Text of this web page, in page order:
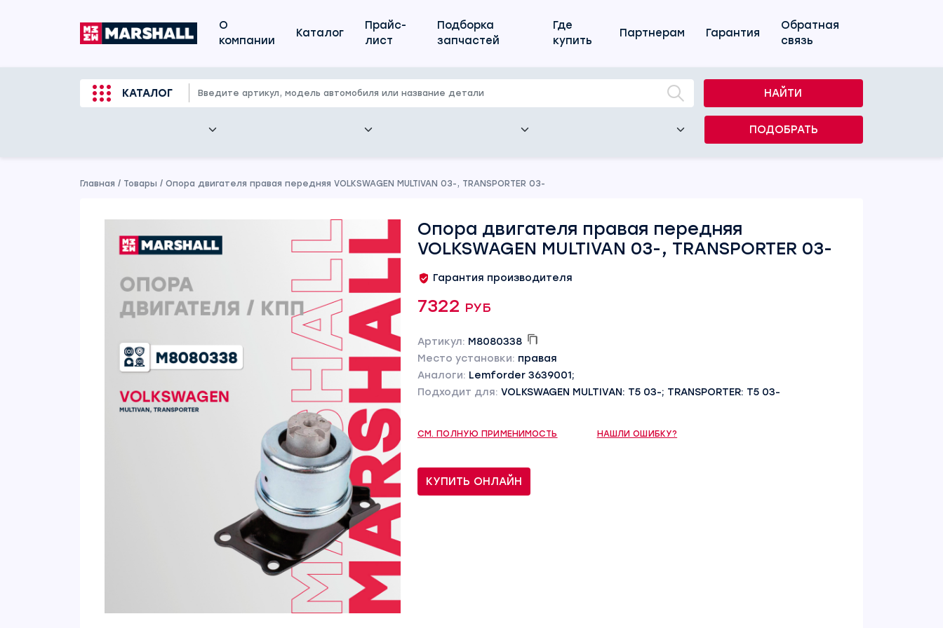
О
компании
Каталог
Прайс-
лист
Подборка
запчастей
Где
купить
Партнерам Гарантия
Обратная
связь
КАТАЛОГ НАЙТИ
ПОДОБРАТЬ
Главная / Товары / Опора двигателя правая передняя VOLKSWAGEN MULTIVAN 03-, TRANSPORTER 03-
Опора двигателя правая передняя
VOLKSWAGEN MULTIVAN 03-, TRANSPORTER 03-
Гарантия производителя
7322 руб
Артикул: M8080338
Место установки: правая
Аналоги: Lemforder 3639001;
Подходит для: VOLKSWAGEN MULTIVAN: T5 03-; TRANSPORTER: T5 03-
СМ. ПОЛНУЮ ПРИМЕНИМОСТЬ НАШЛИ ОШИБКУ?
КУПИТЬ ОНЛАЙН